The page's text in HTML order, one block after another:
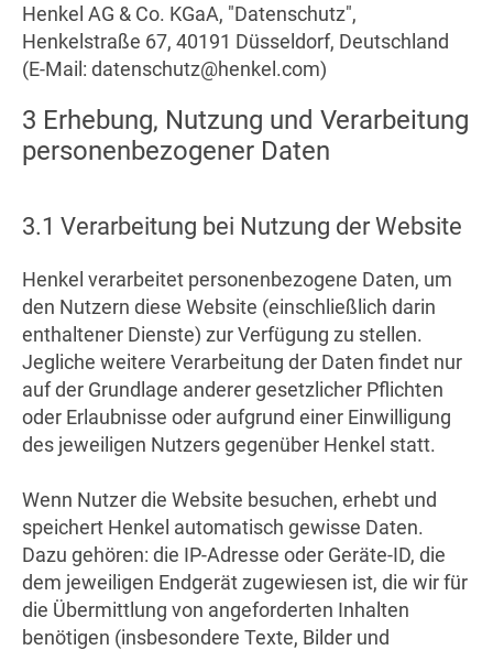
Henkel AG & Co. KGaA, "Datenschutz",
Henkelstraße 67, 40191 Düsseldorf, Deutschland
(E-Mail: datenschutz@henkel.com)
3 Erhebung, Nutzung und Verarbeitung
personenbezogener Daten
3.1 Verarbeitung bei Nutzung der Website
Henkel verarbeitet personenbezogene Daten, um
den Nutzern diese Website (einschließlich darin
enthaltener Dienste) zur Verfügung zu stellen.
Jegliche weitere Verarbeitung der Daten findet nur
auf der Grundlage anderer gesetzlicher Pflichten
oder Erlaubnisse oder aufgrund einer Einwilligung
des jeweiligen Nutzers gegenüber Henkel statt.
Wenn Nutzer die Website besuchen, erhebt und
speichert Henkel automatisch gewisse Daten.
Dazu gehören: die IP-Adresse oder Geräte-ID, die
dem jeweiligen Endgerät zugewiesen ist, die wir für
die Übermittlung von angeforderten Inhalten
benötigen (insbesondere Texte, Bilder und